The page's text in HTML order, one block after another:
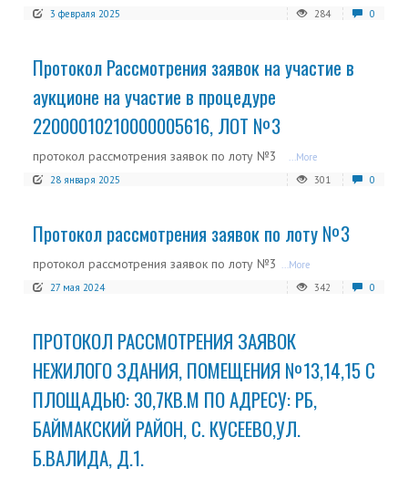
3 февраля 2025
284 0
Протокол Рассмотрения заявок на участие в
аукционе на участие в процедуре
22000010210000005616, ЛОТ №3
протокол рассмотрения заявок по лоту №3
...More
28 января 2025
301 0
Протокол рассмотрения заявок по лоту №3
протокол рассмотрения заявок по лоту №3 ...More
27 мая 2024
342 0
ПРОТОКОЛ РАССМОТРЕНИЯ ЗАЯВОК
НЕЖИЛОГО ЗДАНИЯ, ПОМЕЩЕНИЯ №13,14,15 С
ПЛОЩАДЬЮ: 30,7КВ.М ПО АДРЕСУ: РБ,
БАЙМАКСКИЙ РАЙОН, С. КУСЕЕВО,УЛ.
Б.ВАЛИДА, Д.1.